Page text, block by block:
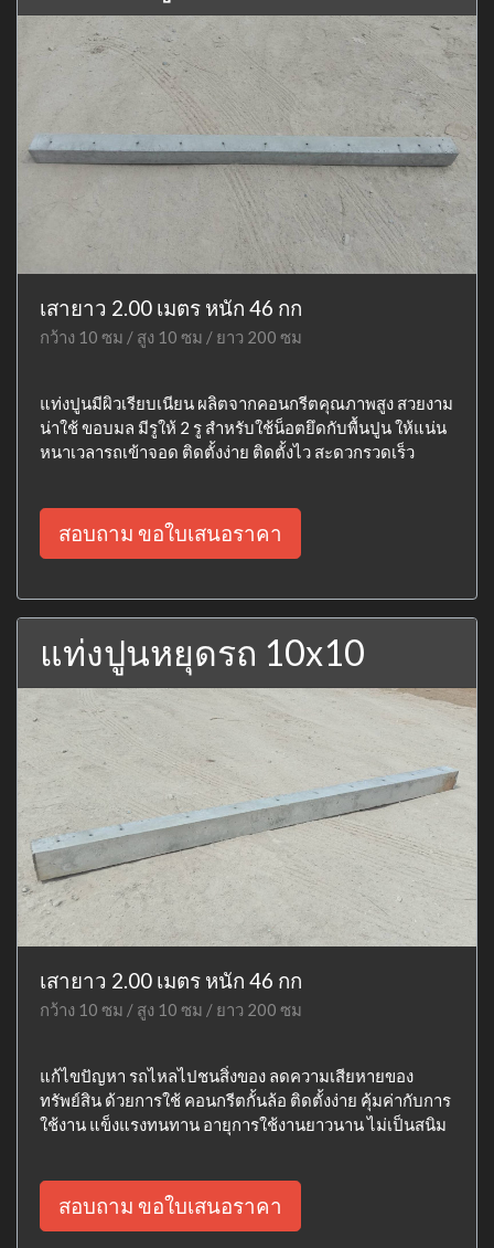
เสายาว 2.00 เมตร หนัก 46 กก
กว้าง 10 ซม / สูง 10 ซม / ยาว 200 ซม
แท่งปูนมีผิวเรียบเนียน ผลิตจากคอนกรีตคุณภาพสูง สวยงาม
น่าใช้ ขอบมล มีรูให้ 2 รู สำหรับใช้น็อตยึดกับพื้นปูน ให้แน่น
หนาเวลารถเข้าจอด ติดตั้งง่าย ติดตั้งไว สะดวกรวดเร็ว
สอบถาม ขอใบเสนอราคา
แท่งปูนหยุดรถ 10x10
เสายาว 2.00 เมตร หนัก 46 กก
กว้าง 10 ซม / สูง 10 ซม / ยาว 200 ซม
แก้ไขปัญหา รถไหลไปชนสิ่งของ ลดความเสียหายของ
ทรัพย์สิน ด้วยการใช้ คอนกรีตกั้นล้อ ติดตั้งง่าย คุ้มค่ากับการ
ใช้งาน แข็งแรงทนทาน อายุการใช้งานยาวนาน ไม่เป็นสนิม
สอบถาม ขอใบเสนอราคา